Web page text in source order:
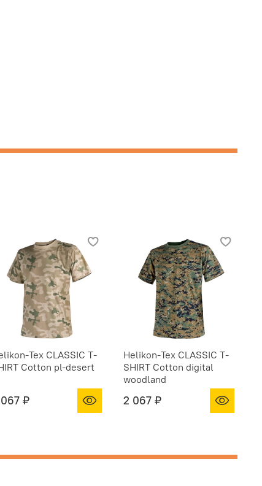
Tex CLASSIC T-
Cotton pl-desert
₽
Helikon-Tex CLASSIC T-
SHIRT Cotton digital
woodland
2 067 ₽